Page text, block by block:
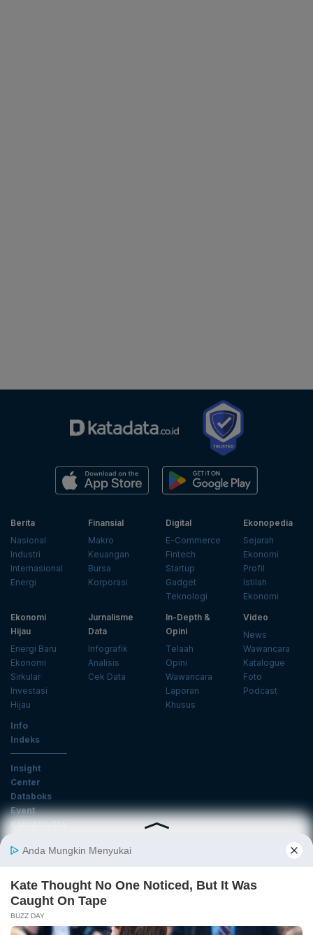
Berita
Nasional
Industri
Internasional
Energi
Finansial
Makro
Keuangan
Bursa
Korporasi
Digital
E-Commerce
Fintech
Startup
Gadget
Teknologi
Ekonopedia
Sejarah
Ekonomi
Profil
Istilah
Ekonomi
Ekonomi
Hijau
Energi Baru
Ekonomi
Sirkular
Investasi
Hijau
Jurnalisme
Data
Infografik
Analisis
Cek Data
In-Depth &
Opini
Telaah
Opini
Wawancara
Laporan
Khusus
Video
News
Wawancara
Katalogue
Foto
Podcast
Info
Indeks
Insight
Center
Databoks
Event
KatadataOto
Email